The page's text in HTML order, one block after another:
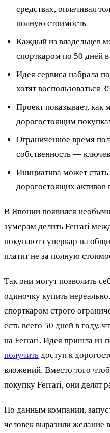
средствах, оплачивая
полную стоимость
Каждый из владельцев
спорткаром по 50 дней
Идея сервиса набрала
хотят воспользоваться
Проект показывает, как
дорогостоящим
Ограниченное время
собственность —
Инициатива может
дорогостоящих
В Японии появился
зумерам делить Ferrari
покупают суперкар на
платит не за полную
Так они могут позволить
одиночку купить
спорткаром строго
есть всего 50 дней в году,
на Ferrari. Идея пришла из
получить доступ к
вложений. Вместо того
покупку Ferrari, они делят
По данным компании,
человек выразили желание